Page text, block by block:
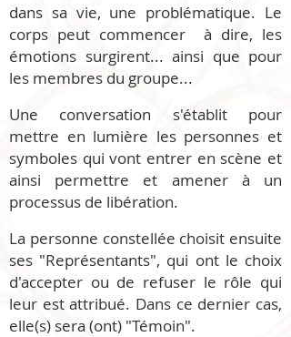
dans sa vie, une problématique. Le
corps peut commencer à dire, les
émotions surgirent... ainsi que pour
les membres du groupe...
Une conversation s'établit pour
mettre en lumière les personnes et
symboles qui vont entrer en scène et
ainsi permettre et amener à un
processus de libération.
La personne constellée choisit ensuite
ses "Représentants", qui ont le choix
d'accepter ou de refuser le rôle qui
leur est attribué. Dans ce dernier cas,
elle(s) sera (ont) "Témoin".